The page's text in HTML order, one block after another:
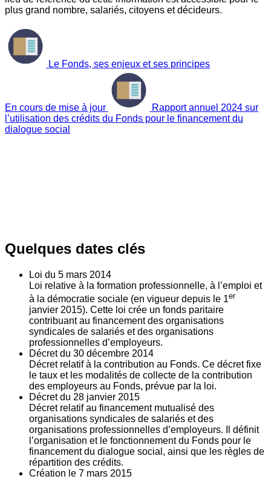
plus grand nombre, salariés, citoyens et décideurs.
Le Fonds, ses enjeux et ses principes
En cours de mise à jour
Rapport annuel 2024 sur
l’utilisation des crédits du Fonds pour le financement du
dialogue social
Quelques dates clés
Loi du 5 mars 2014
Loi relative à la formation professionnelle, à l’emploi et
à la démocratie sociale (en vigueur depuis le 1er
janvier 2015). Cette loi crée un fonds paritaire
contribuant au financement des organisations
syndicales de salariés et des organisations
professionnelles d’employeurs.
Décret du 30 décembre 2014
Décret relatif à la contribution au Fonds. Ce décret fixe
le taux et les modalités de collecte de la contribution
des employeurs au Fonds, prévue par la loi.
Décret du 28 janvier 2015
Décret relatif au financement mutualisé des
organisations syndicales de salariés et des
organisations professionnelles d’employeurs. Il définit
l’organisation et le fonctionnement du Fonds pour le
financement du dialogue social, ainsi que les règles de
répartition des crédits.
Création le 7 mars 2015